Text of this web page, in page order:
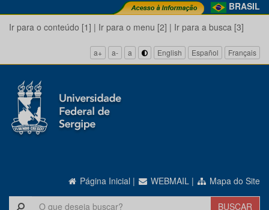
BRASIL
Ir para o conteúdo [1] | Ir para o menu [2] | Ir para a busca [3]
a+ a- a English Español Français
Página Inicial | WEBMAIL | Mapa do Site